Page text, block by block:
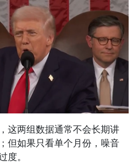
这两组数据通常不会长期讲
但如果只看单个月份，噪音
度。